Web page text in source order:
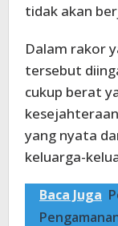
tidak akan
Dalam rakor
tersebut
cukup berat
yang nyata
keluarga-
Baca Juga